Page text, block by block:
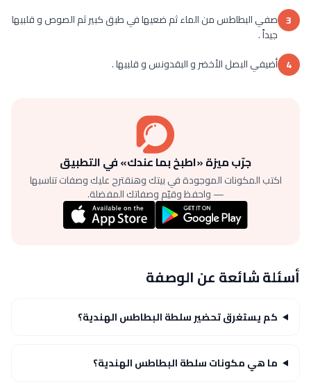
3 صفي البطاطس من الماء ثم ضعيها في طبق كبير ثم الصوص و قلبيها
جيداً .
4 أضيفي البصل الأخضر و البقدونس و قلبيها .
جرّب ميزة «اطبخ بما عندك» في التطبيق
اكتب المكونات الموجودة في بيتك وهنقترح عليك وصفات تناسبها
— واحفظ وقيّم وصفاتك المفضلة.
أسئلة شائعة عن الوصفة
كم يستغرق تحضير سلطة البطاطس الهندية؟
ما هي مكونات سلطة البطاطس الهندية؟